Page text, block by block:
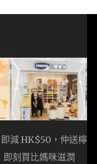
減 HK$50，仲送檸
刻買比媽咪滋潤